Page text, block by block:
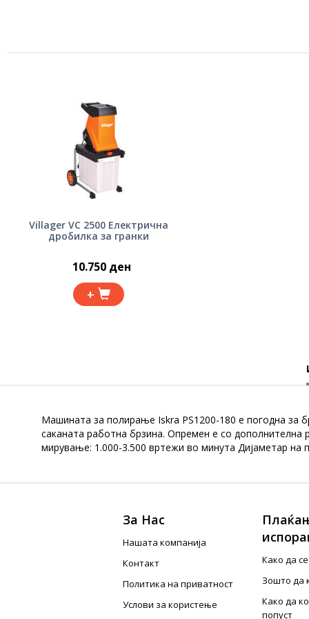
Villager VC 2500 Електрична
дробилка за гранки
10.750 ден
+
Машината за полирање Iskra PS1200-180 е погодна за
саканата работна брзина. Опремен е со
мирување: 1.000-3.500 вртежи во минута Дијаметар на
За Нас
Нашата компанија
Контакт
Политика на приватност
Услови за користење
Како да
Зошто да
Како да
попуст